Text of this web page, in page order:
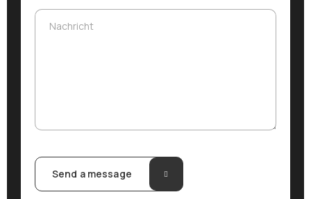
Nachricht
Send a message